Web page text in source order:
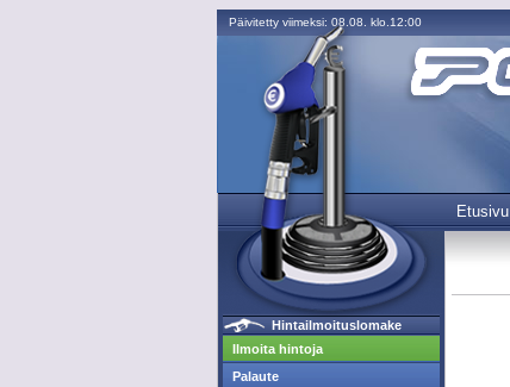
Päivitetty viimeksi: 08.08. klo.12:00
Etusivu
Hintailmoituslomake
Ilmoita hintoja
Palaute